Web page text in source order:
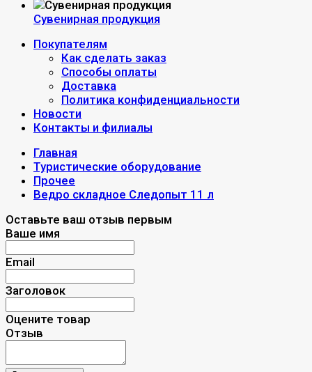
Сувенирная продукция
Покупателям
Как сделать заказ
Способы оплаты
Доставка
Политика конфиденциальности
Новости
Контакты и филиалы
Главная
Туристические оборудование
Прочее
Ведро складное Следопыт 11 л
Оставьте ваш отзыв первым
Ваше имя
Email
Заголовок
Оцените товар
Отзыв